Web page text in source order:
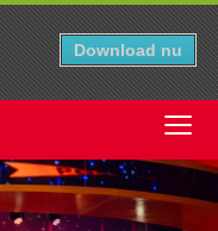
Download nu